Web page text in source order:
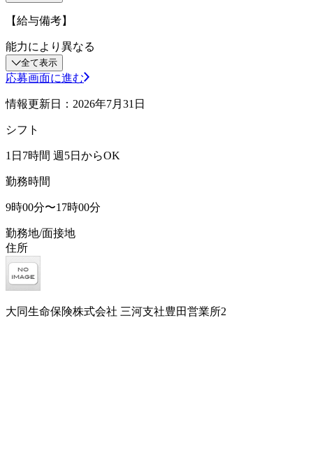
【給与備考】
能力により異なる
全て表示
応募画面に進む
情報更新日：2026年7月31日
シフト
1日7時間 週5日からOK
勤務時間
9時00分〜17時00分
勤務地/面接地
住所
大同生命保険株式会社 三河支社豊田営業所2